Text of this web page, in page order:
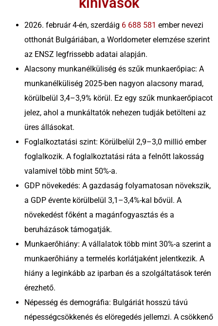
kiszolgálunk
Tömeges és
projektszemélyzeti
megoldások
Toborzási folyamat
kiszervezése (RPO)
Bulgária
Magyarország
Csehország
2026. február 4-én, szerdáig 6 688 581 ember nevezi
otthonát Bulgáriában, a Worldometer elemzése szerint
az ENSZ legfrissebb adatai alapján.
Alacsony munkanélküliség és szűk munkaerőpiac: A
munkanélküliség 2025-ben nagyon alacsony marad,
körülbelül 3,4–3,9% körül. Ez egy szűk munkaerőpiacot
jelez, ahol a munkáltatók nehezen tudják betölteni az
üres állásokat.
Foglalkoztatási szint: Körülbelül 2,9–3,0 millió ember
foglalkozik. A foglalkoztatási ráta a felnőtt lakosság
valamivel több mint 50%-a.
GDP növekedés: A gazdaság folyamatosan növekszik,
a GDP évente körülbelül 3,1–3,4%-kal bővül. A
növekedést főként a magánfogyasztás és a
beruházások támogatják.
Munkaerőhiány: A vállalatok több mint 30%-a szerint a
munkaerőhiány a termelés korlátjaként jelentkezik. A
hiány a leginkább az iparban és a szolgáltatások terén
érezhető.
Népesség és demográfia: Bulgáriát hosszú távú
népességcsökkenés és elöregedés jellemzi. A csökkenő